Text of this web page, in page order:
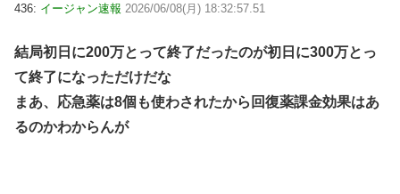
436: イージャン速報 2026/06/08(月) 18:32:57.51
結局初日に200万とって終了だったのが初日に300万とっ
て終了になっただけだな
まあ、応急薬は8個も使わされたから回復薬課金効果はあ
るのかわからんが